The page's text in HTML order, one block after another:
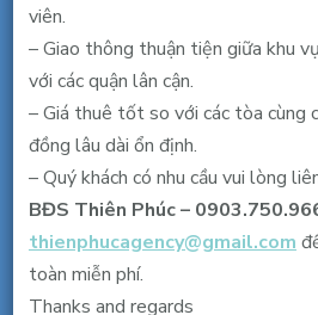
viên.
– Giao thông thuận tiện giữa khu
với các quận lân cận.
– Giá thuê tốt so với các tòa cùng
đồng lâu dài ổn định.
– Quý khách có nhu cầu vui lòng
BĐS Thiên Phúc –
thienphucagency@gmail.com
toàn miễn phí.
Thanks and regards